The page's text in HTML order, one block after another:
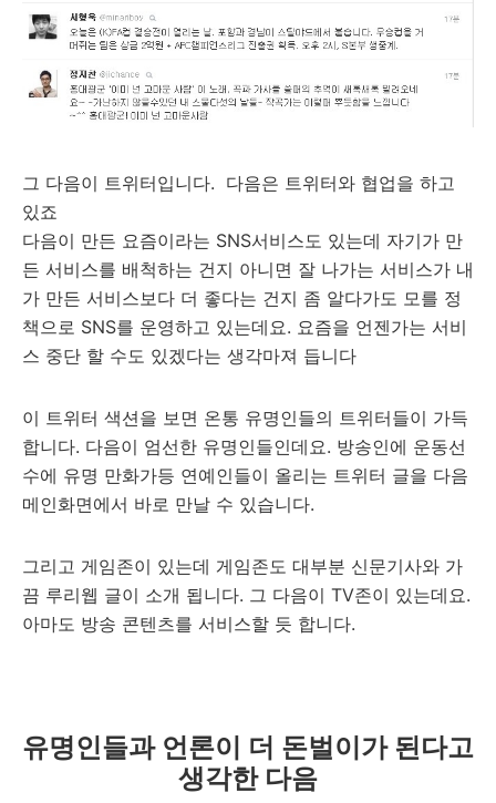
그 다음이 트위터입니다. 다음은 트위터와 협업을 하고
있죠
다음이 만든 요즘이라는 SNS서비스도 있는데 자기가 만
든 서비스를 배척하는 건지 아니면 잘 나가는 서비스가 내
가 만든 서비스보다 더 좋다는 건지 좀 알다가도 모를 정
책으로 SNS를 운영하고 있는데요. 요즘을 언젠가는 서비
스 중단 할 수도 있겠다는 생각마져 듭니다
이 트위터 색션을 보면 온통 유명인들의 트위터들이 가득
합니다. 다음이 엄선한 유명인들인데요. 방송인에 운동선
수에 유명 만화가등 연예인들이 올리는 트위터 글을 다음
메인화면에서 바로 만날 수 있습니다.
그리고 게임존이 있는데 게임존도 대부분 신문기사와 가
끔 루리웹 글이 소개 됩니다. 그 다음이 TV존이 있는데요.
아마도 방송 콘텐츠를 서비스할 듯 합니다.
유명인들과 언론이 더 돈벌이가 된다고
생각한 다음